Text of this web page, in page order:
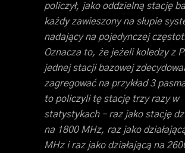
policzył, jako oddzielną stację
każdy zawieszony na słupie
nadający na pojedynczej
Oznacza to, że jeżeli koledzy z
jednej stacji bazowej
zagregować na przykład 3
to policzyli tę stację trzy razy w
statystykach – raz jako stację
na 1800 MHz, raz jako
MHz i raz jako działającą na